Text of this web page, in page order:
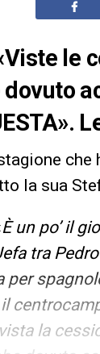
le
la sua
È un po’ il
tra
per
la